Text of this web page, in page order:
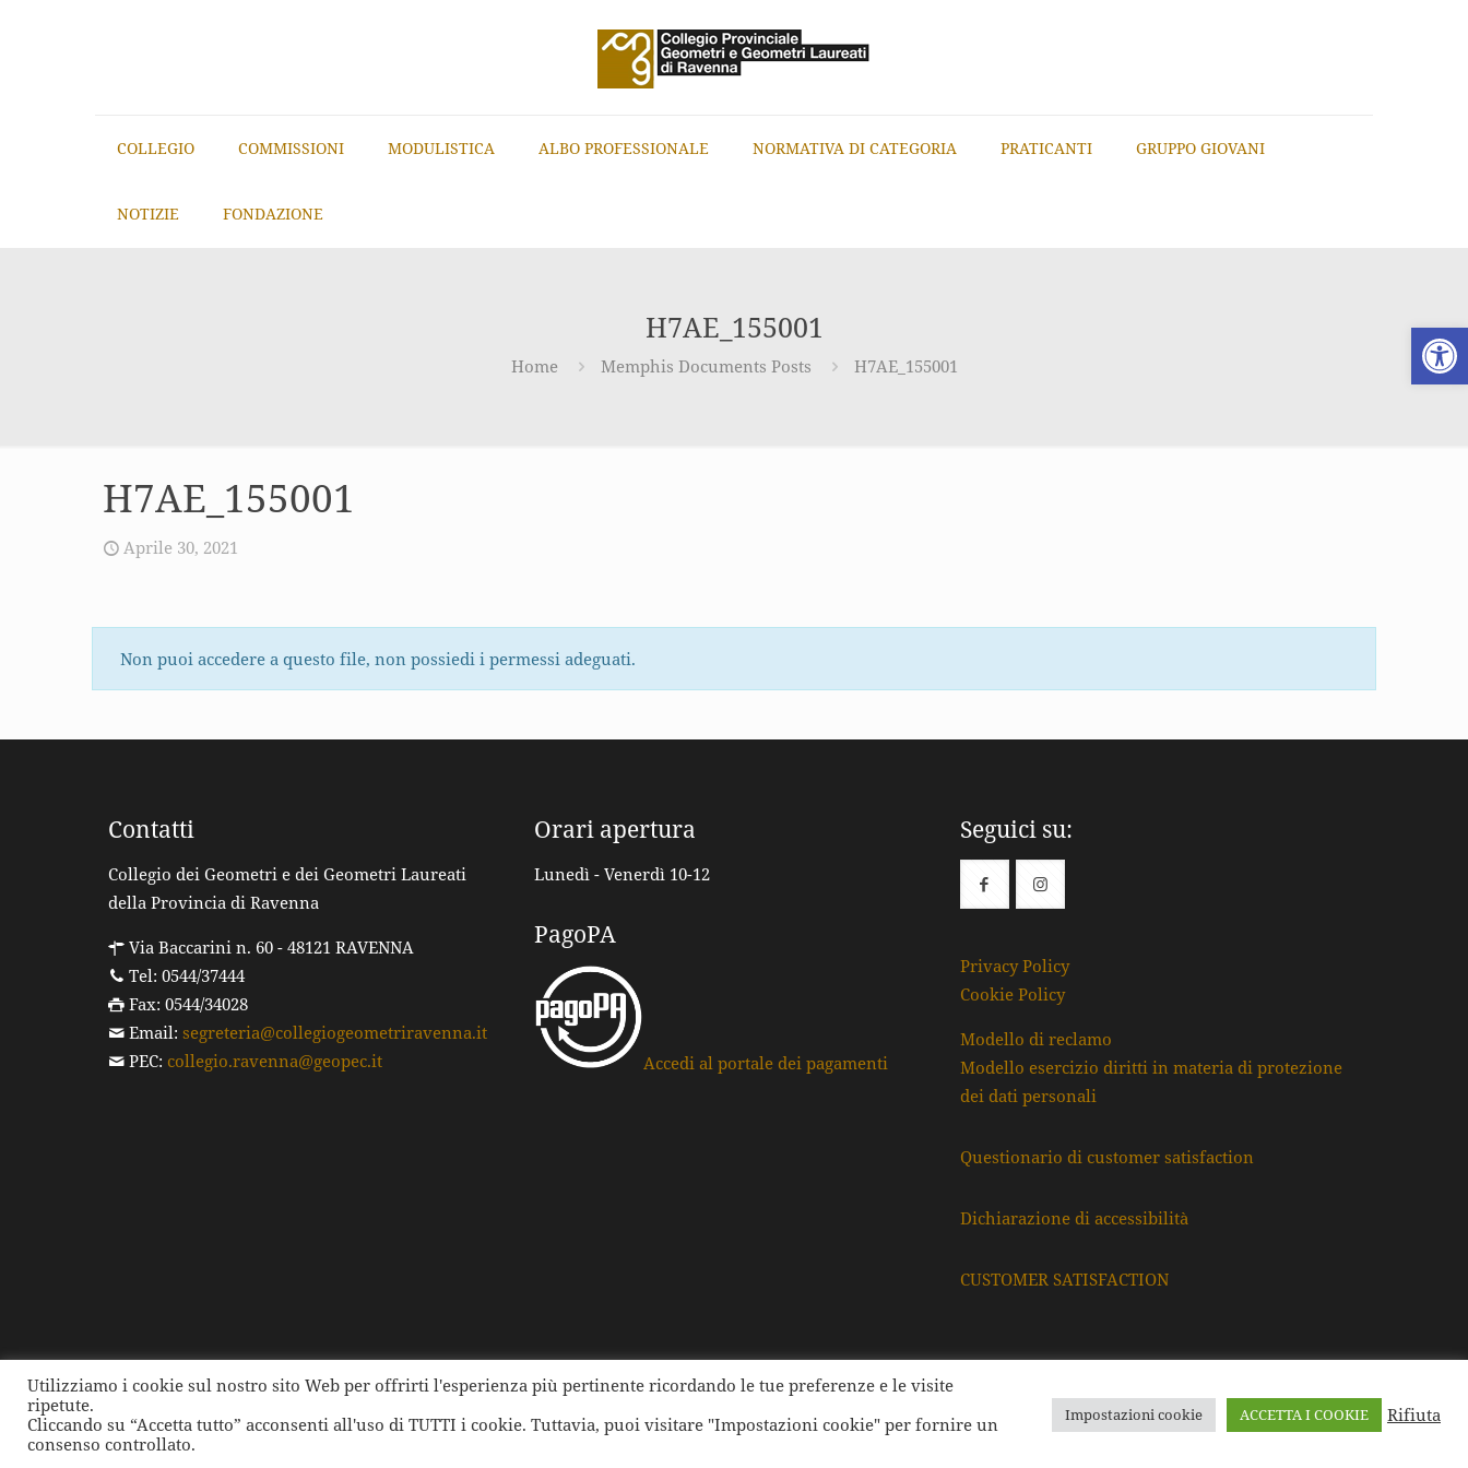
Apri
COLLEGIO COMMISSIONI MODULISTICA ALBO PROFESSIONALE NORMATIVA DI CATEGORIA PRATICANTI GRUPPO GIOVANI
NOTIZIE FONDAZIONE
H7AE_155001
Home Memphis Documents Posts H7AE_155001
H7AE_155001
Aprile 30, 2021
Non puoi accedere a questo file, non possiedi i permessi adeguati.
Contatti
Collegio dei Geometri e dei Geometri Laureati
della Provincia di Ravenna
Via Baccarini n. 60 - 48121 RAVENNA
Tel: 0544/37444
Fax: 0544/34028
Email: segreteria@collegiogeometriravenna.it
PEC: collegio.ravenna@geopec.it
Orari apertura
Lunedì - Venerdì 10-12
PagoPA
Accedi al portale dei pagamenti
Seguici su:
Privacy Policy
Cookie Policy
Modello di reclamo
Modello esercizio diritti in materia di protezione
dei dati personali
Questionario di customer satisfaction
Dichiarazione di accessibilità
CUSTOMER SATISFACTION
© 2026 Collegio dei Geometri e dei Geometri Laureati della Provincia di Ravenna | Tutti i diritti Riservati | Cod.F. e P.Iva: 80009220395
Utilizziamo i cookie sul nostro sito Web per offrirti l'esperienza più pertinente ricordando le tue preferenze e le visite
ripetute.
Cliccando su “Accetta tutto” acconsenti all'uso di TUTTI i cookie. Tuttavia, puoi visitare "Impostazioni cookie" per fornire un
consenso controllato.
Impostazioni cookie ACCETTA I COOKIE Rifiuta